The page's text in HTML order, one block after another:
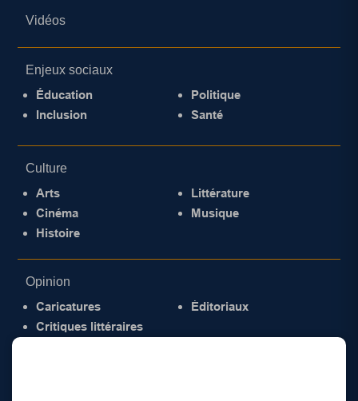
Vidéos
Enjeux sociaux
Éducation
Inclusion
Politique
Santé
Culture
Arts
Cinéma
Histoire
Littérature
Musique
Opinion
Caricatures
Critiques littéraires
Éditoriaux